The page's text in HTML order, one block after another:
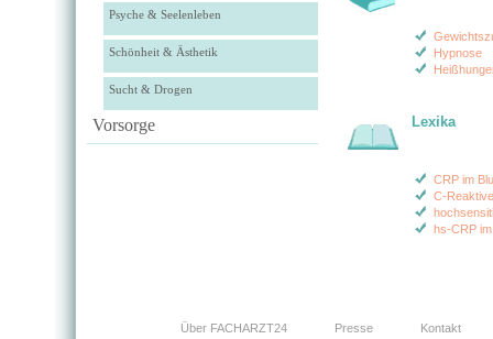
Psyche & Seelenleben
Schönheit & Ästhetik
Sucht & Drogen
Vorsorge
Hypnose
Lexika
CRP im
C-
hs-CRP
Über FACHARZT24 Presse Kontakt